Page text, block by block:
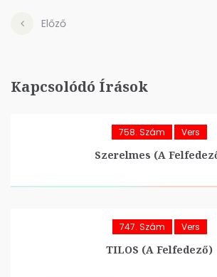
Előző
Kapcsolódó Írások
758. Szám Vers
Szerelmes (A
747. Szám Vers
TILOS (A Felfedező)